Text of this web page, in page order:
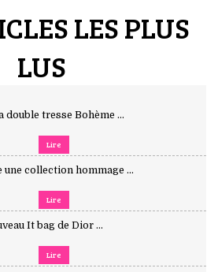
LES PLUS
LUS
double tresse Bohème ...
Lire
une collection hommage ...
Lire
It bag de Dior ...
Lire